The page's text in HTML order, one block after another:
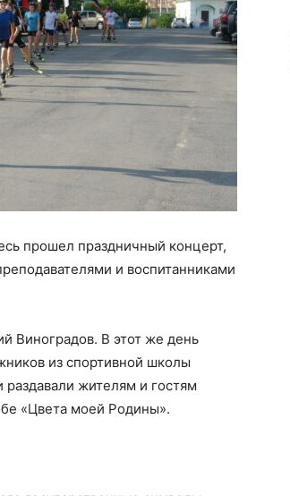
прошел праздничный концерт,
и воспитанниками
Виноградов. В этот же день
из спортивной школы
жителям и гостям
«Цвета моей Родины».